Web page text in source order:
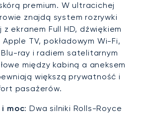
premium. W ultracichej
znajdą system rozrywki
ekranem Full HD, dźwiękiem
TV, pokładowym Wi-Fi,
ray i radiem satelitarnym
między kabiną a aneksem
większą prywatność i
pasażerów.
i moc: Dwa silniki Rolls-Royce